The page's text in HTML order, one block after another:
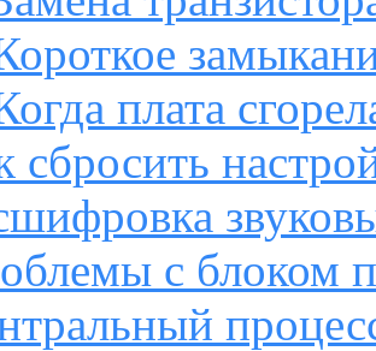
плата
сбросить
с блоком